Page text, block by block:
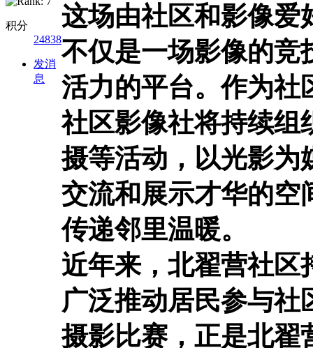
积分
24838
发消
息
这场由社区和影像爱
不仅是一场影像的竞
活力的平台。作为社
社区影像社将持续组
摄等活动，以光影为
交流和展示才华的空
传递邻里温暖。
近年来，北翟营社区
广泛推动居民参与社
摄影比赛，正是北翟